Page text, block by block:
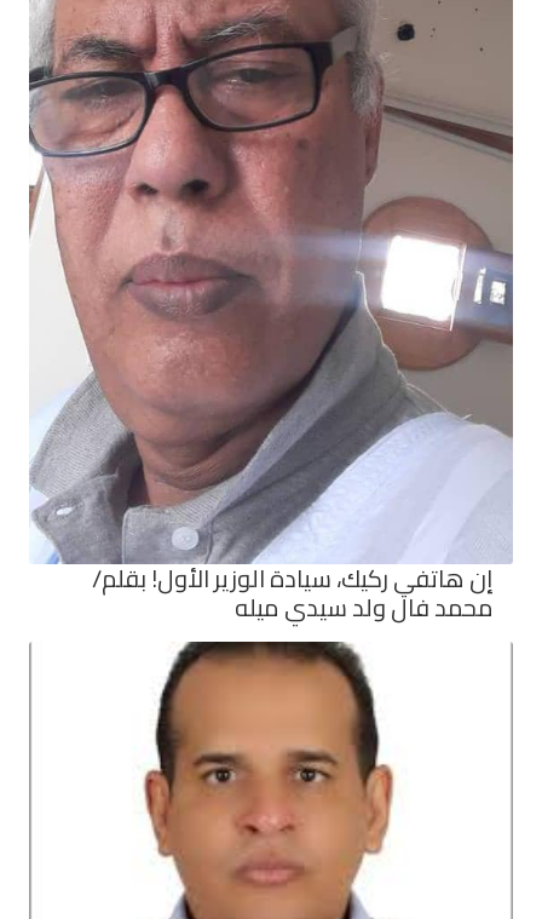
إن هاتفي ركيك، سيادة الوزير الأول! بقلم/
محمد فال ولد سيدي ميله